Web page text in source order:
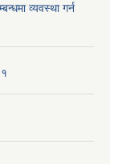
व्यवस्था गर्न